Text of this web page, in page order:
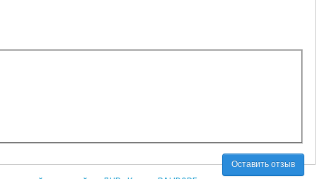
Оставить отзыв